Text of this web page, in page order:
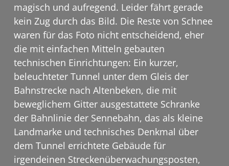
magisch und aufregend. Leider fährt gerade
kein Zug durch das Bild. Die Reste von Schnee
waren für das Foto nicht entscheidend, eher
die mit einfachen Mitteln gebauten
technischen Einrichtungen: Ein kurzer,
beleuchteter Tunnel unter dem Gleis der
Bahnstrecke nach Altenbeken, die mit
beweglichem Gitter ausgestattete Schranke
der Bahnlinie der Sennebahn, das als kleine
Landmarke und technisches Denkmal über
dem Tunnel errichtete Gebäude für
irgendeinen Streckenüberwachungsposten,